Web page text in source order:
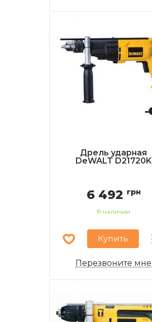
Дрель ударная
DeWALT D21720K
6 492 грн
В наличии
Купить
Перезвоните мне